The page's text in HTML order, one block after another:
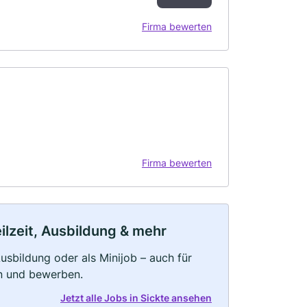
Firma bewerten
Firma bewerten
Ausbildung & mehr
oder als Minijob – auch für
und bewerben.
Jetzt alle Jobs in Sickte ansehen